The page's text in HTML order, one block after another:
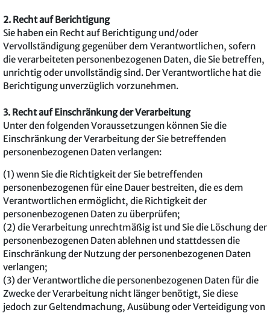
2. Recht auf Berichtigung
Sie haben ein Recht auf Berichtigung und/oder
Vervollständigung gegenüber dem Verantwortlichen, sofern
die verarbeiteten personenbezogenen Daten, die Sie betreffen,
unrichtig oder unvollständig sind. Der Verantwortliche hat die
Berichtigung unverzüglich vorzunehmen.
3. Recht auf Einschränkung der Verarbeitung
Unter den folgenden Voraussetzungen können Sie die
Einschränkung der Verarbeitung der Sie betreffenden
personenbezogenen Daten verlangen:
(1) wenn Sie die Richtigkeit der Sie betreffenden
personenbezogenen für eine Dauer bestreiten, die es dem
Verantwortlichen ermöglicht, die Richtigkeit der
personenbezogenen Daten zu überprüfen;
(2) die Verarbeitung unrechtmäßig ist und Sie die Löschung der
personenbezogenen Daten ablehnen und stattdessen die
Einschränkung der Nutzung der personenbezogenen Daten
verlangen;
(3) der Verantwortliche die personenbezogenen Daten für die
Zwecke der Verarbeitung nicht länger benötigt, Sie diese
jedoch zur Geltendmachung, Ausübung oder Verteidigung von